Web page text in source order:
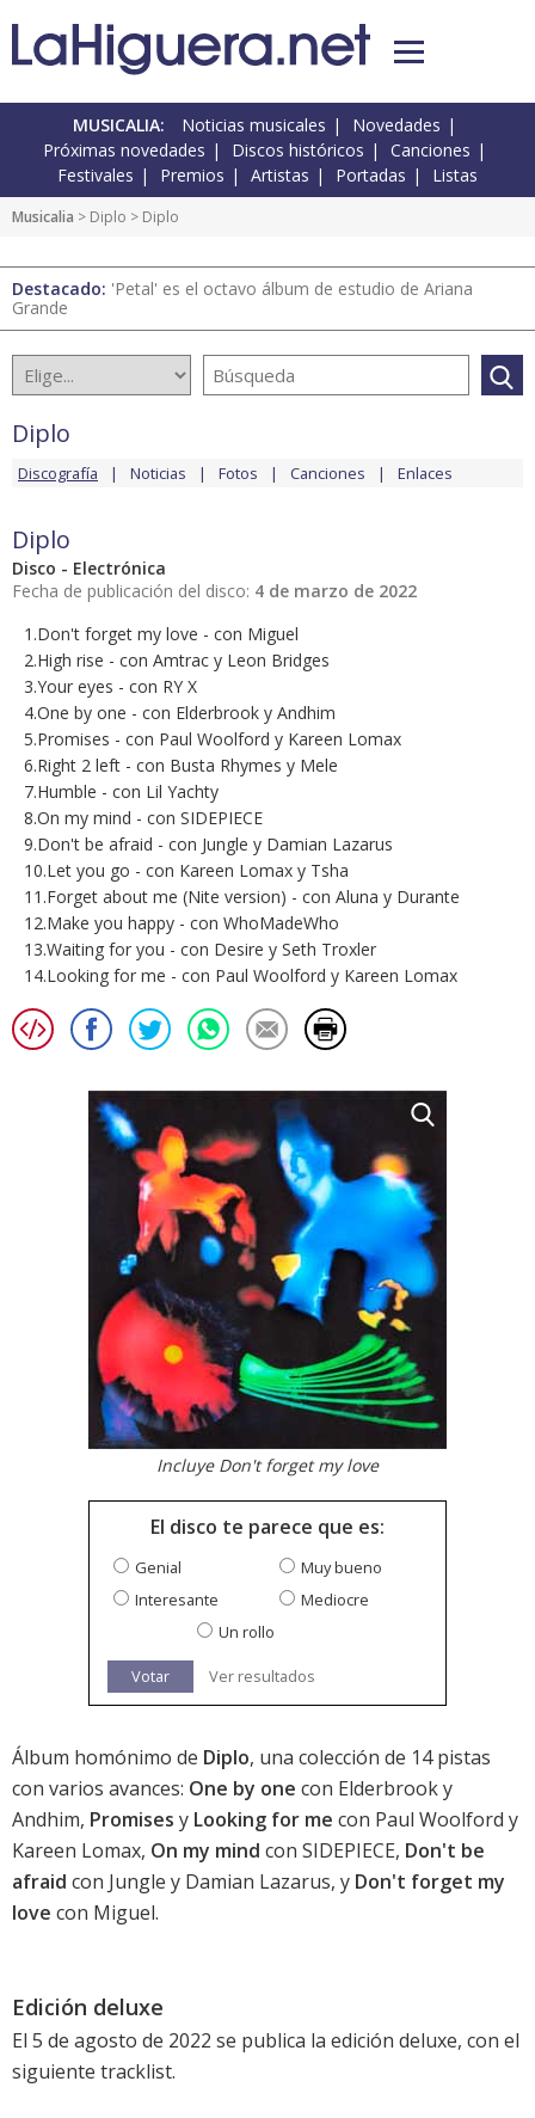
MUSICALIA: Noticias musicales
Novedades
Próximas novedades
Discos históricos
Canciones
Festivales
Premios Artistas Portadas Listas
Musicalia > Diplo > Diplo
Destacado: 'Petal' es el octavo álbum de estudio de Ariana
Grande
Diplo
Discografía Noticias Fotos Canciones Enlaces
Diplo
Disco - Electrónica
Fecha de publicación del disco: 4 de marzo de 2022
1.Don't forget my love - con Miguel
2.High rise - con Amtrac y Leon Bridges
3.Your eyes - con RY X
4.One by one - con Elderbrook y Andhim
5.Promises - con Paul Woolford y Kareen Lomax
6.Right 2 left - con Busta Rhymes y Mele
7.Humble - con Lil Yachty
8.On my mind - con SIDEPIECE
9.Don't be afraid - con Jungle y Damian Lazarus
10.Let you go - con Kareen Lomax y Tsha
11.Forget about me (Nite version) - con Aluna y Durante
12.Make you happy - con WhoMadeWho
13.Waiting for you - con Desire y Seth Troxler
14.Looking for me - con Paul Woolford y Kareen Lomax
Incluye Don't forget my love
El disco te parece que es:
Genial
Muy bueno
Interesante
Mediocre
Un rollo
Votar Ver resultados
Álbum homónimo de Diplo, una colección de 14 pistas
con varios avances: One by one con Elderbrook y
Andhim, Promises y Looking for me con Paul Woolford y
Kareen Lomax, On my mind con SIDEPIECE, Don't be
afraid con Jungle y Damian Lazarus, y Don't forget my
love con Miguel.
Edición deluxe
El 5 de agosto de 2022 se publica la edición deluxe, con el
siguiente tracklist.